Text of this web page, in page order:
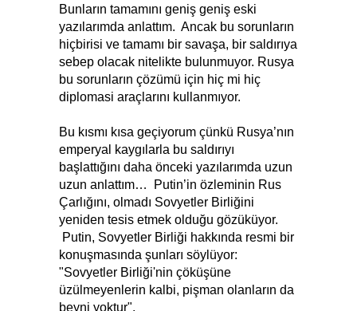
Bunların tamamını geniş geniş eski
yazılarımda anlattım. Ancak bu sorunların
hiçbirisi ve tamamı bir savaşa, bir saldırıya
sebep olacak nitelikte bulunmuyor. Rusya
bu sorunların çözümü için hiç mi hiç
diplomasi araçlarını kullanmıyor.
Bu kısmı kısa geçiyorum çünkü Rusya’nın
emperyal kaygılarla bu saldırıyı
başlattığını daha önceki yazılarımda uzun
uzun anlattım… Putin’in özleminin Rus
Çarlığını, olmadı Sovyetler Birliğini
yeniden tesis etmek olduğu gözüküyor.
Putin, Sovyetler Birliği hakkında resmi bir
konuşmasında şunları söylüyor:
"Sovyetler Birliği'nin çöküşüne
üzülmeyenlerin kalbi, pişman olanların da
beyni yoktur".